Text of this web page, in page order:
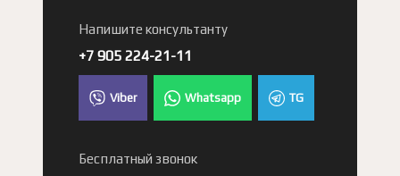
Напишите консультанту
+7 905 224-21-11
Viber Whatsapp TG
Бесплатный звонок